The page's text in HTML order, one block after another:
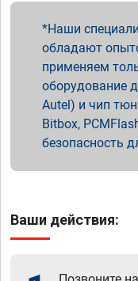
Наши
обладают
применяем
оборудование
Autel) и чип
Bitbox,
безопасность
Ваши действия: